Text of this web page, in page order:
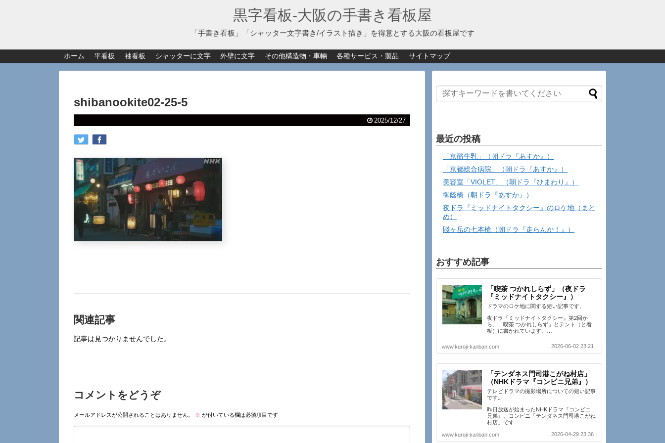
黒字看板‐大阪の手書き看板屋
「手書き看板」「シャッター文字書き/イラスト描き」を得意とする大阪の看板屋です
ホーム 平看板 袖看板 シャッターに文字 外壁に文字 その他構造物・車輛 各種サービス・製品 サイトマップ
shibanookite02-25-5
2025/12/27
関連記事
記事は見つかりませんでした。
コメントをどうぞ
メールアドレスが公開されることはありません。 ※ が付いている欄は必須項目です
最近の投稿
「京酪牛乳」（朝ドラ『あすか』）
「京都総合病院」（朝ドラ『あすか』）
美容室「VIOLET」（朝ドラ『ひまわり』）
御蔭橋（朝ドラ『あすか』）
夜ドラ『ミッドナイトタクシー』のロケ地（まと
め）
賤ヶ岳の七本槍（朝ドラ『走らんか！』）
おすすめ記事
「喫茶 つかれしらず」（夜ドラ
『ミッドナイトタクシー』）
ドラマのロケ地に関する短い記事です。
夜ドラ『ミッドナイトタクシー』第2回か
ら。「喫茶 つかれしらず」とテント（と看
板）に書かれています。…
www.kuroji-kanban.com 2026-06-02 23:21
「テンダネス門司港こがね村店」
（NHKドラマ『コンビニ兄弟』）
テレビドラマの撮影場所についての短い記事
です。
昨日放送が始まったNHKドラマ『コンビニ
兄弟』。コンビニ「テンダネス門司港こがね
村店」です…
www.kuroji-kanban.com 2026-04-29 23:36